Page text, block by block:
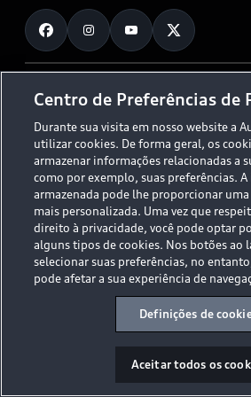
Planejamento de recarga
O Legado do S
Audi Driving Experience
ESG
Tecnologias Audi
Audi Collection
Fale Conosco
Trabalhe Conosco
© 2026 AUDI AG. All Rights
Políticas de Privacidade
Código de
Aviso Legal
Proteção de Dados -
Sala de Imprensa
Desacelere. Seu bem maior é
Centro de Preferências de
Durante sua visita em nosso website a
utilizar cookies. De forma geral, os
armazenar informações relacionadas a
como por exemplo, suas preferências.
armazenada pode lhe proporcionar
mais personalizada. Uma vez que
direito à privacidade, você pode optar
alguns tipos de cookies. Nos botões ao
selecionar suas preferências, no
pode afetar a sua experiência de
Definições de
Aceitar todos os